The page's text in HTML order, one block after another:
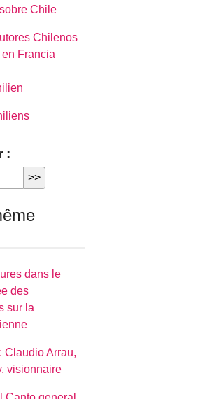
Chile
Chilenos
Francia
:
dans le
des
sur la
Claudio Arrau,
visionnaire